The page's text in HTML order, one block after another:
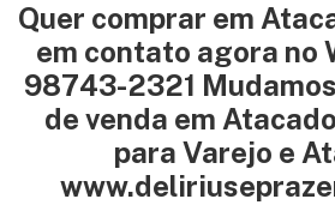
Quer comprar em
em contato agora no
98743-2321
de venda em
para Varejo e